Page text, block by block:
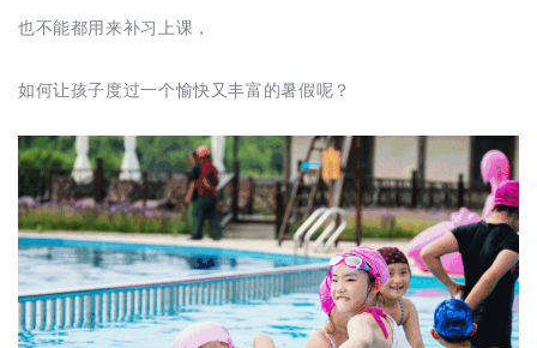
也不能都用来补习上课，
如何让孩子度过一个愉快又丰富的暑假呢？